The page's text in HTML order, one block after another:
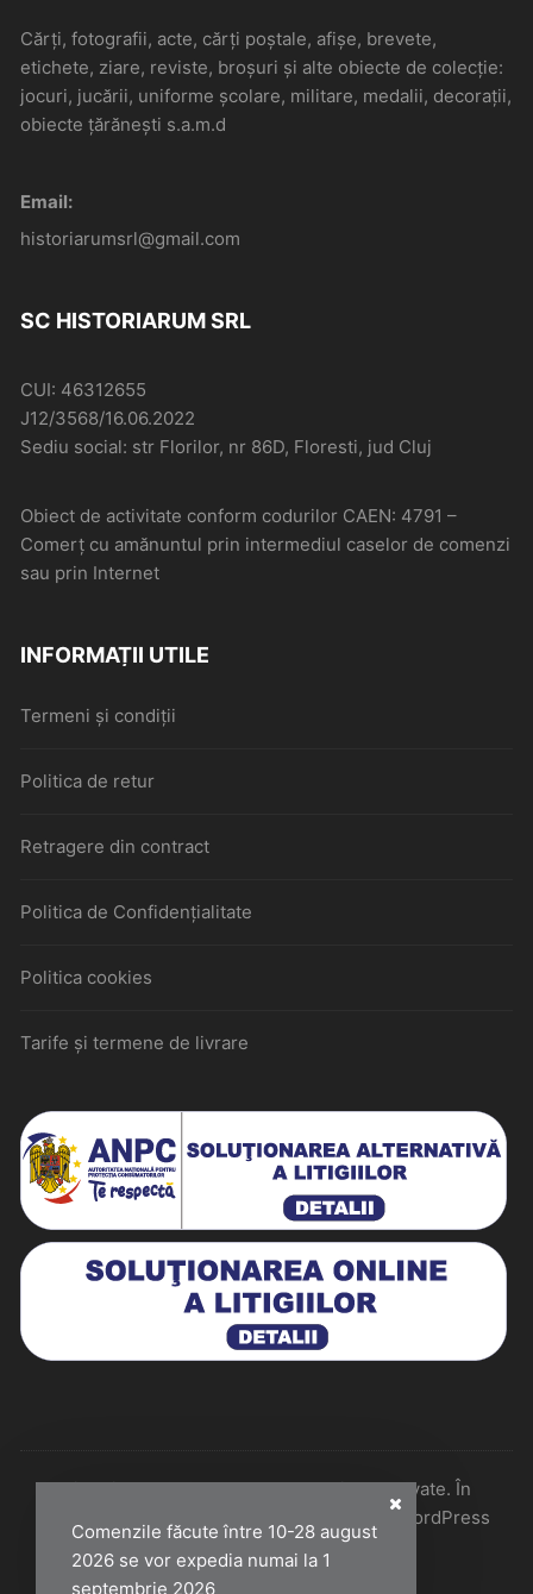
Comenzile făcute între 10-28 august
2026 se vor expedia numai la 1
septembrie 2026
Cărți, fotografii, acte, cărți poștale, afișe, brevete,
etichete, ziare, reviste, broșuri și alte obiecte de colecție:
jocuri, jucării, uniforme școlare, militare, medalii, decorații,
obiecte țărănești s.a.m.d
Email:
historiarumsrl@gmail.com
SC HISTORIARUM SRL
CUI: 46312655
J12/3568/16.06.2022
Sediu social: str Florilor, nr 86D, Floresti, jud Cluj
Obiect de activitate conform codurilor CAEN: 4791 –
Comerţ cu amănuntul prin intermediul caselor de comenzi
sau prin Internet
INFORMAȚII UTILE
Termeni și condiții
Politica de retur
Retragere din contract
Politica de Confidențialitate
Politica cookies
Tarife și termene de livrare
Historiarum 2026 - Toate drepturile rezervate. În
colaborare cu Perfect Pixel & Mentenanță WordPress